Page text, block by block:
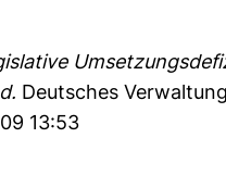
Deutsches
13:53